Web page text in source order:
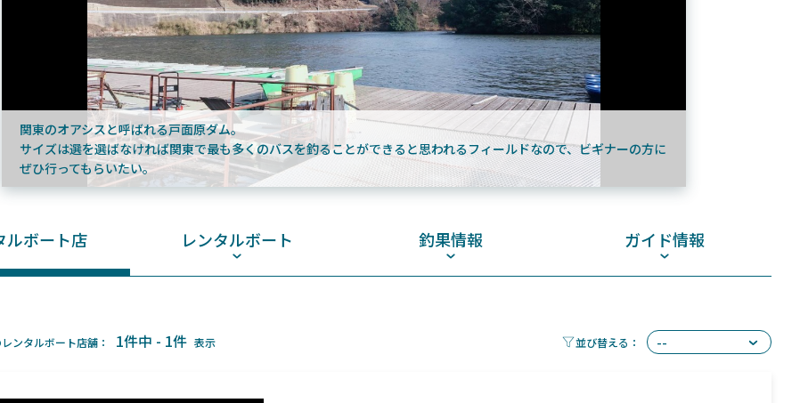
関東のオアシスと呼ばれる戸面原ダム。
サイズは選を選ばなければ関東で最も多くのバスを釣ることができると思われるフィールドなので、ビギナーの方に
ぜひ行ってもらいたい。
ルボート店 レンタルボート 釣果情報 ガイド情報
ンタルボート店舗： 1件中 - 1件 表示